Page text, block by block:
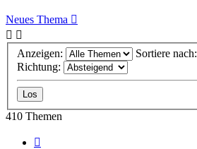
Neues Thema
Anzeigen:
Sortiere nach:
Richtung:
410 Themen